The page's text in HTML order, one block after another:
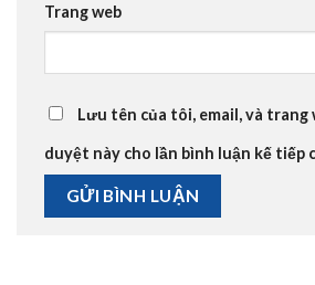
Trang web
Lưu tên của tôi, email, và
duyệt này cho lần bình luận kế tiếp